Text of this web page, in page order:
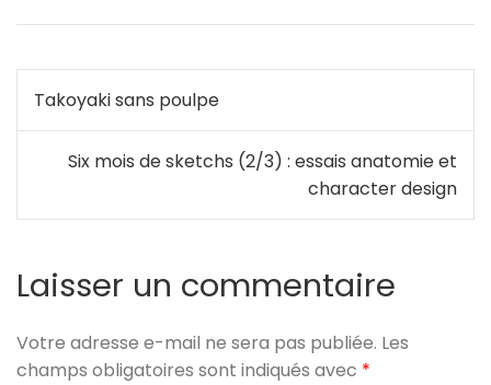
Navigation
de
Takoyaki sans poulpe
Six mois de sketchs (2/3) : essais anatomie et
character design
Laisser un commentaire
Votre adresse e-mail ne sera pas publiée. Les
champs obligatoires sont indiqués avec *